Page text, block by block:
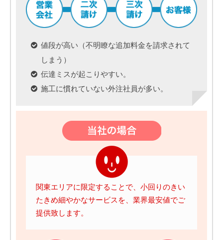
値段が高い（不明瞭な追加料金を請求されて
しまう）
伝達ミスが起こりやすい。
施工に慣れていない外注社員が多い。
関東エリアに限定することで、小回りのきい
たきめ細やかなサービスを、業界最安値でご
提供致します。